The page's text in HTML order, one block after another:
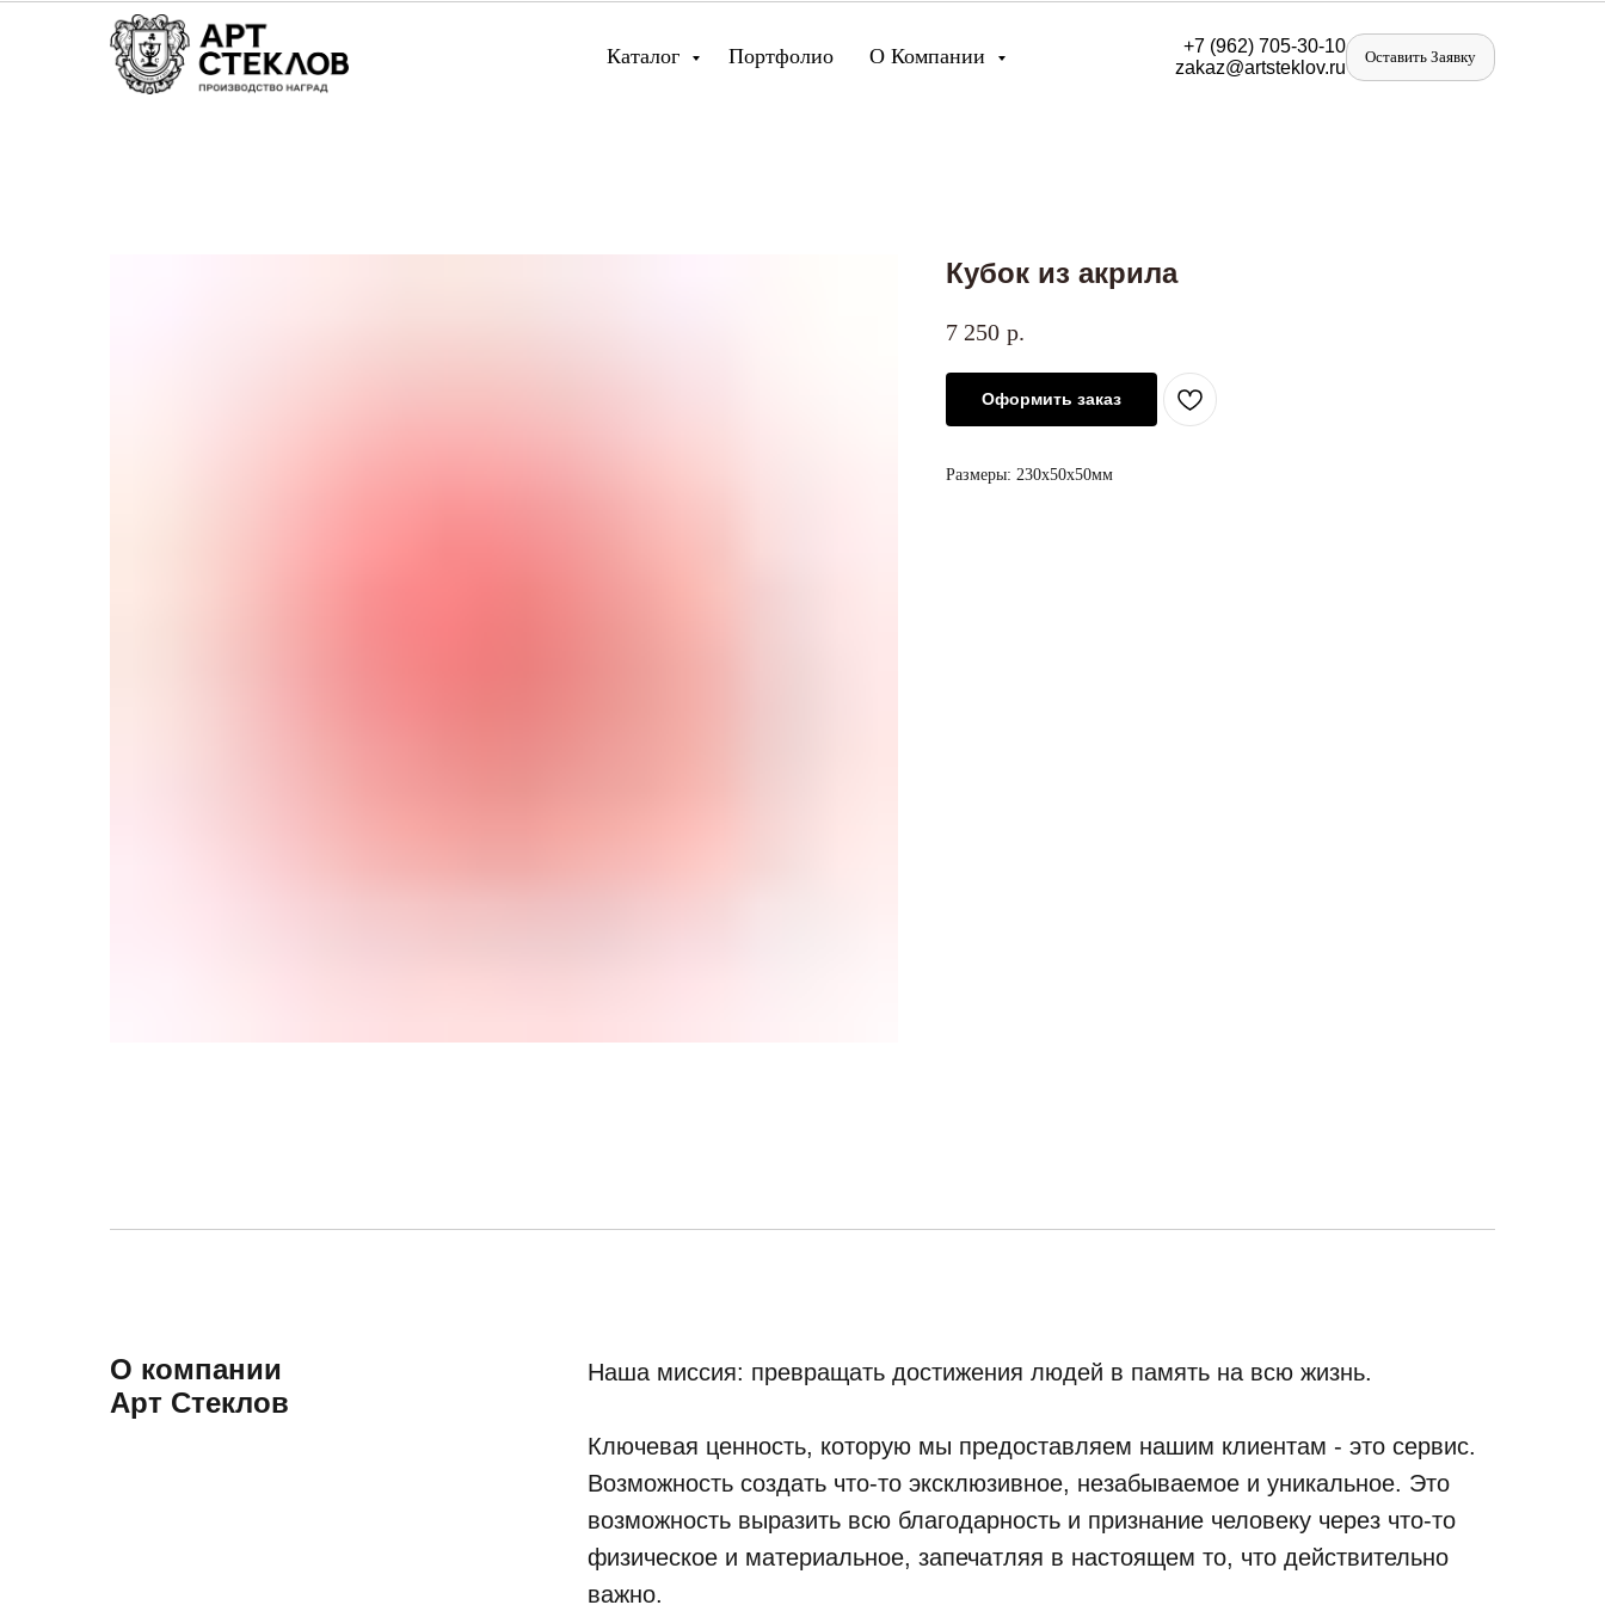
Каталог Портфолио О Компании +7 (962) 705-30-10
zakaz@artsteklov.ru
Оставить Заявку
Кубок из акрила
7 250 р.
Оформить заказ
Размеры: 230х50х50мм
О компании
Арт Стеклов
Наша миссия: превращать достижения людей в память на всю жизнь.
Ключевая ценность, которую мы предоставляем нашим клиентам - это сервис.
Возможность создать что-то эксклюзивное, незабываемое и уникальное. Это
возможность выразить всю благодарность и признание человеку через что-то
физическое и материальное, запечатляя в настоящем то, что действительно
важно.